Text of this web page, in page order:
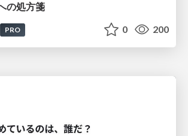
の処方箋
PRO 0 200